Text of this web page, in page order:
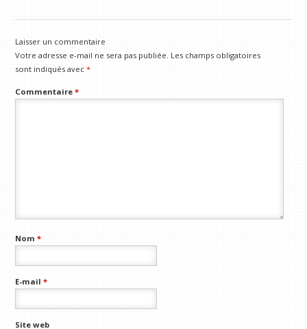
Laisser un commentaire
Votre adresse e-mail ne sera pas publiée. Les champs obligatoires
sont indiqués avec*
Commentaire*
Nom*
E-mail*
Site web